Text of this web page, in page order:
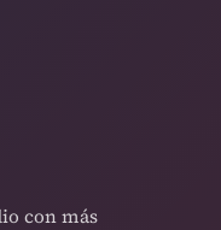
con más